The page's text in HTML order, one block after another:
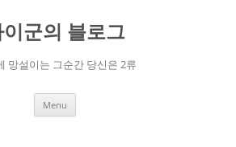
이군의 블로그
망설이는 그순간 당신은 2류
Menu